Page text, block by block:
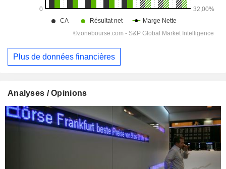
Plus de données financières
Analyses / Opinions